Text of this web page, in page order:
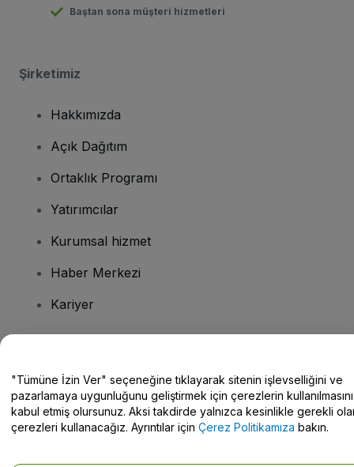
Baştan sona müşteri hizmetleri
Şirketimiz
Hakkımızda
Açık Dağıtım
Ortaklık Programı
Yatırımcılar
Kurumsal hizmet
Haber Merkezi
Kariyer
Yardım Merkezi / Bize Ulaşın
"Tümüne İzin Ver" seçeneğine tıklayarak sitenin işlevselliğini ve
pazarlamaya uygunluğunu geliştirmek için çerezlerin kullanılmasını
kabul etmiş olursunuz. Aksi takdirde yalnızca kesinlikle gerekli
çerezleri kullanacağız. Ayrıntılar için Çerez Politikamıza bakın.